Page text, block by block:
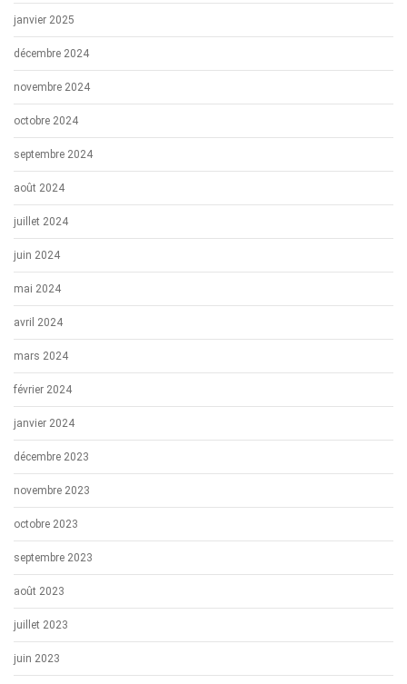
janvier 2025
décembre 2024
novembre 2024
octobre 2024
septembre 2024
août 2024
juillet 2024
juin 2024
mai 2024
avril 2024
mars 2024
février 2024
janvier 2024
décembre 2023
novembre 2023
octobre 2023
septembre 2023
août 2023
juillet 2023
juin 2023